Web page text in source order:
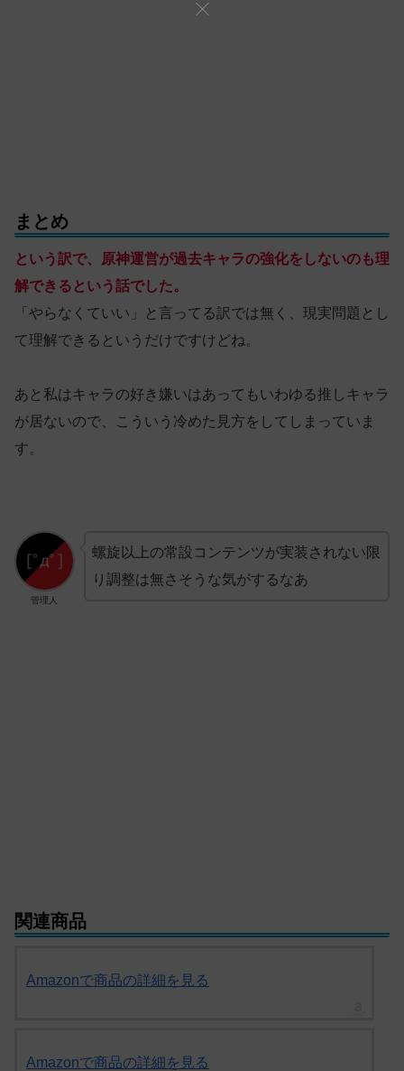
まとめ
という訳で、原神運営が過去キャラの強化をしないのも理
解できるという話でした。
「やらなくていい」と言ってる訳では無く、現実問題とし
て理解できるというだけですけどね。
あと私はキャラの好き嫌いはあってもいわゆる推しキャラ
が居ないので、こういう冷めた見方をしてしまっていま
す。
管理人
螺旋以上の常設コンテンツが実装されない限
り調整は無さそうな気がするなあ
関連商品
Amazonで商品の詳細を見る
Amazonで商品の詳細を見る